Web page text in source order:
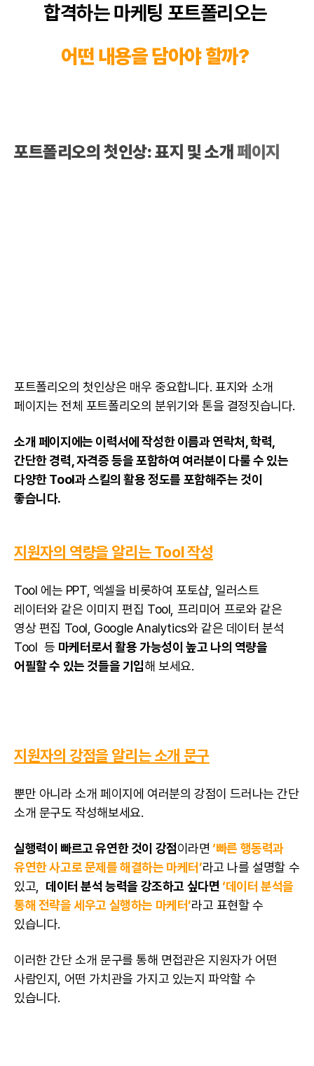
합격하는 마케팅 포트폴리오는
어떤 내용을 담아야 할까?
포트폴리오의 첫인상: 표지 및 소개페이지
포트폴리오의 첫인상은 매우 중요합니다. 표지와 소개
페이지 는 전체 포트폴리오의 분위기와 톤을 결정짓습니다.
소개 페이지 에는 이력서에 작성한 이름과 연락처, 학력,
간단한 경력, 자격증 등을 포함하여 여러분이 다룰 수 있는
다양한 Tool과 스킬의 활용 정도를 포함해주는 것이
좋습니다.
지원자의 역량을 알리는 Tool 작성
Tool 에는 PPT, 엑셀을 비롯하여포토샵, 일러스트
레이터와 같은 이미지 편집 Tool, 프리미어 프로와 같은
영상 편집 Tool, Google Analytics와 같은 데이터 분석
Tool 등 마케터로서 활용 가능성이 높고 나의 역량을
어필할 수 있는 것들을 기입해 보세요.
지원자의 강점을 알리는 소개 문구
뿐만 아니라 소개 페이지 에 여러분의 강점이 드러나는 간단
소개 문구도 작성해보세요.
실행력이 빠르고 유연한 것이 강점이라면 ‘빠른 행동력과
유연한 사고로 문제를 해결하는 마케터’라고 나를 설명할 수
있고, 데이터 분석 능력을 강조하고 싶다면‘데이터 분석을
통해 전략을 세우고 실행하는 마케터’라고 표현할 수
있습니다.
이러한 간단 소개 문구를 통해 면접관은 지원자가 어떤
사람인지, 어떤 가치관을 가지고 있는지 파악할 수
있습니다.